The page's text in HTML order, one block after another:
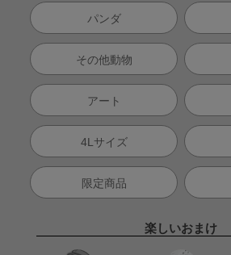
パンダ
その他動物
アート
4Lサイズ
限定商品
楽しいおまけ